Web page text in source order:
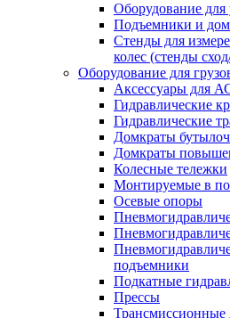
Оборудование
Подъемники и
Стенды для
колес (стенды
Оборудование для
Аксессуары для
Гидравлические
Гидравлические
Домкраты
Домкраты
Колесные тележки
Монтируемые в
Осевые опоры
подъемники
Подкатные
Прессы
Трансмиссионные